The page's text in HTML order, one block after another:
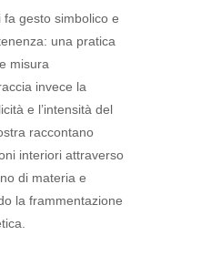
fa gesto simbolico e
una pratica
misura
invece la
e l’intensità del
raccontano
interiori attraverso
di materia e
la frammentazione